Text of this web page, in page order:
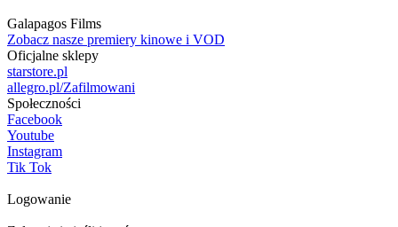
Galapagos Films
Zobacz nasze premiery kinowe i VOD
Oficjalne sklepy
starstore.pl
allegro.pl/Zafilmowani
Społeczności
Facebook
Youtube
Instagram
Tik Tok
Logowanie